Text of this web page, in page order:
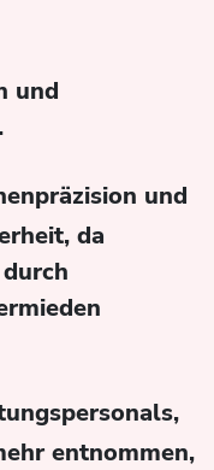
und
und
da
entnommen,